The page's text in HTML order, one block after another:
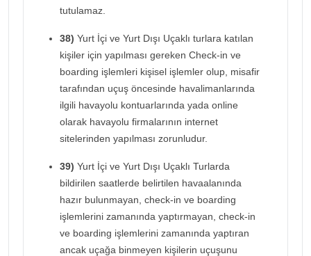
tutulamaz.
38) Yurt İçi ve Yurt Dışı Uçaklı turlara katılan
kişiler için yapılması gereken Check-in ve
boarding işlemleri kişisel işlemler olup, misafir
tarafından uçuş öncesinde havalimanlarında
ilgili havayolu kontuarlarında yada online
olarak havayolu firmalarının internet
sitelerinden yapılması zorunludur.
39) Yurt İçi ve Yurt Dışı Uçaklı Turlarda
bildirilen saatlerde belirtilen havaalanında
hazır bulunmayan, check-in ve boarding
işlemlerini zamanında yaptırmayan, check-in
ve boarding işlemlerini zamanında yaptıran
ancak uçağa binmeyen kişilerin uçuşunu